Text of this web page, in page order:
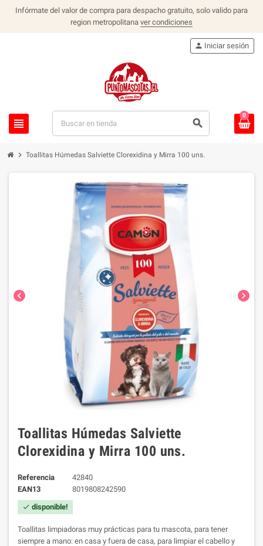
Infórmate del valor de compra para despacho gratuito, solo valido para
region metropolitana ver condiciones
view_headline search
person Iniciar sesión
0
chevron_right Toallitas Húmedas Salviette Clorexidina y Mirra 100 uns.
chevron_left chevron_right
Toallitas Húmedas Salviette
Clorexidina y Mirra 100 uns.
Referencia
42840
EAN13
8019808242590
check disponible!
Toallitas limpiadoras muy prácticas para tu mascota, para tener
siempre a mano: en casa y fuera de casa, para limpiar el cabello y